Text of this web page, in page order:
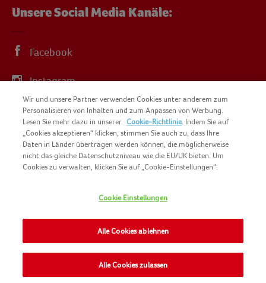
Unsere Social Media Kanäle:
Facebook
Instagram
YouTube
SITEMAP
KONTAKT
IMPRESSUM
NOMAD FOODS
NUTZUNGSBEDINGUNGEN
PRIVACY POLICY
Wir und unsere Partner verwenden Cookies unter anderem zum
Personalisieren von Inhalten und zum Anpassen von Werbung.
Lesen Sie mehr dazu in unserer Cookie-Richtlinie. Indem Sie auf
„Cookies akzeptieren“ klicken, stimmen Sie auch zu, dass Ihre
Daten in Länder übertragen werden können, die möglicherweise
nicht das gleiche Datenschutzniveau wie die EU/UK bieten. Um
Cookies zu verwalten, klicken Sie auf „Cookie-Einstellungen“.
Cookie Einstellungen
Alle Cookies ablehnen
Alle Cookies zulassen